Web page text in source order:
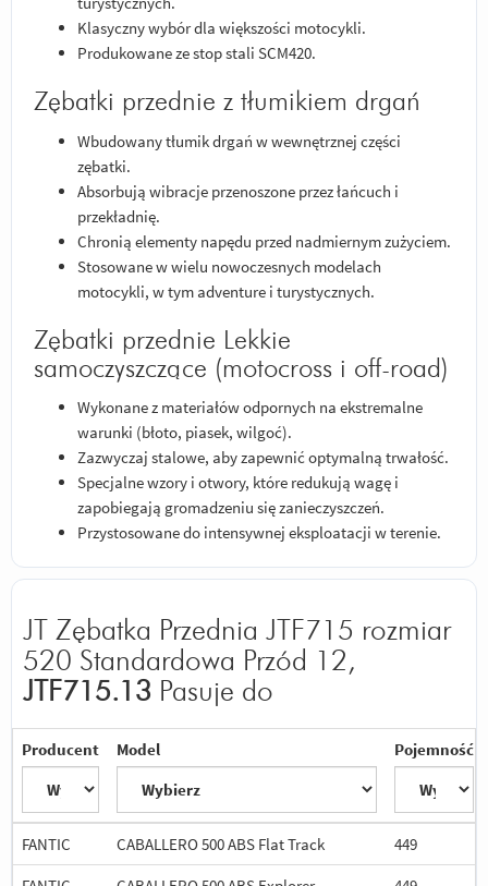
Klasyczny wybór dla większości motocykli.
Produkowane ze stop stali SCM420.
Zębatki przednie z tłumikiem drgań
Wbudowany tłumik drgań w wewnętrznej części
zębatki.
Absorbują wibracje przenoszone przez łańcuch i
przekładnię.
Chronią elementy napędu przed nadmiernym zużyciem.
Stosowane w wielu nowoczesnych modelach
motocykli, w tym adventure i turystycznych.
Zębatki przednie Lekkie
samoczyszczące (motocross i off-road)
Wykonane z materiałów odpornych na ekstremalne
warunki (błoto, piasek, wilgoć).
Zazwyczaj stalowe, aby zapewnić optymalną trwałość.
Specjalne wzory i otwory, które redukują wagę i
zapobiegają gromadzeniu się zanieczyszczeń.
Przystosowane do intensywnej eksploatacji w terenie.
JT Zębatka Przednia JTF715 rozmiar
520 Standardowa Przód 12,
JTF715.13 Pasuje do
Producent Model Pojemność
FANTIC CABALLERO 500 ABS Flat Track
449